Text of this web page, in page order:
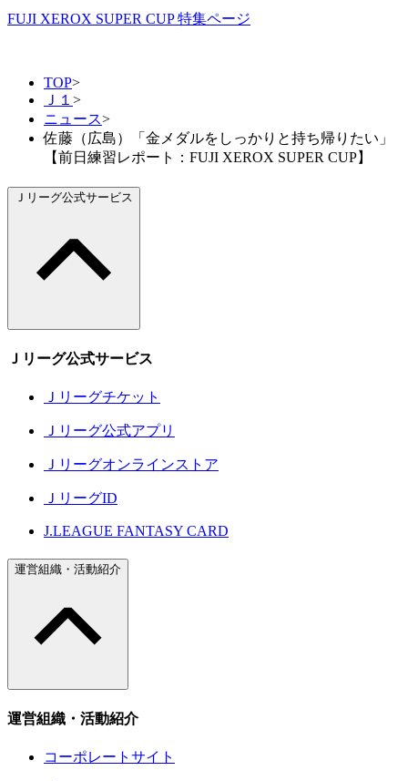
FUJI XEROX SUPER CUP 特集ページ
TOP>
Ｊ１ >
ニュース>
佐藤（広島）「金メダルをしっかりと持ち帰りたい」
【前日練習レポート：FUJI XEROX SUPER CUP】
Ｊリーグ公式サービス
Ｊリーグ公式サービス
Ｊリーグチケット
Ｊリーグ公式アプリ
Ｊリーグオンラインストア
ＪリーグID
J.LEAGUE FANTASY CARD
運営組織・活動紹介
運営組織・活動紹介
コーポレートサイト